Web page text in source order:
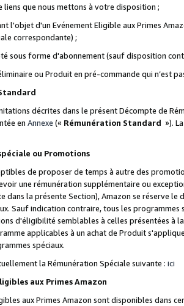
liens que nous mettons à votre disposition ;
l'objet d'un Evénement Eligible aux Primes
correspondante) ;
sous forme d'abonnement (sauf disposition
ou Produit en pré-commande qui n’est
décrites dans le présent Décompte de
en Annexe (« Rémunération Standard »).
ou Promotions
de proposer de temps à autre des
une rémunération supplémentaire ou
dans la présente Section), Amazon se réserve
Sauf indication contraire, tous les
d'éligibilité semblables à celles présentées à
applicables à un achat de Produit
spéciaux.
la Rémunération Spéciale suivante : ici
aux Primes Amazon
aux Primes Amazon sont disponibles dans